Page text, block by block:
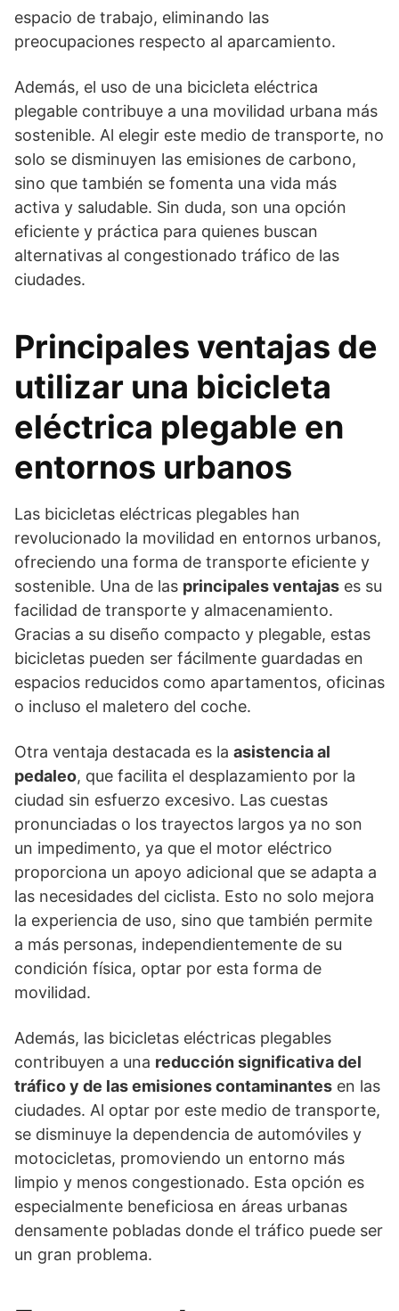
espacio de trabajo, eliminando las
preocupaciones respecto al aparcamiento.
Además, el uso de una bicicleta eléctrica
plegable contribuye a una movilidad urbana más
sostenible. Al elegir este medio de transporte, no
solo se disminuyen las emisiones de carbono,
sino que también se fomenta una vida más
activa y saludable. Sin duda, son una opción
eficiente y práctica para quienes buscan
alternativas al congestionado tráfico de las
ciudades.
Principales ventajas de
utilizar una bicicleta
eléctrica plegable en
entornos urbanos
Las bicicletas eléctricas plegables han
revolucionado la movilidad en entornos urbanos,
ofreciendo una forma de transporte eficiente y
sostenible. Una de las principales ventajas es su
facilidad de transporte y almacenamiento.
Gracias a su diseño compacto y plegable, estas
bicicletas pueden ser fácilmente guardadas en
espacios reducidos como apartamentos, oficinas
o incluso el maletero del coche.
Otra ventaja destacada es la asistencia al
pedaleo, que facilita el desplazamiento por la
ciudad sin esfuerzo excesivo. Las cuestas
pronunciadas o los trayectos largos ya no son
un impedimento, ya que el motor eléctrico
proporciona un apoyo adicional que se adapta a
las necesidades del ciclista. Esto no solo mejora
la experiencia de uso, sino que también permite
a más personas, independientemente de su
condición física, optar por esta forma de
movilidad.
Además, las bicicletas eléctricas plegables
contribuyen a una reducción significativa del
tráfico y de las emisiones contaminantes en las
ciudades. Al optar por este medio de transporte,
se disminuye la dependencia de automóviles y
motocicletas, promoviendo un entorno más
limpio y menos congestionado. Esta opción es
especialmente beneficiosa en áreas urbanas
densamente pobladas donde el tráfico puede ser
un gran problema.